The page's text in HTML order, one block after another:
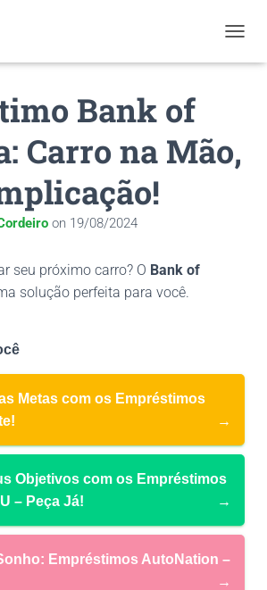
Bank of
Carro na Mão,
on 19/08/2024
seu próximo carro? O Bank of
solução perfeita para você.
Metas com os Empréstimos
→
Objetivos com os Empréstimos
– Peça Já!
→
Empréstimos AutoNation –
→